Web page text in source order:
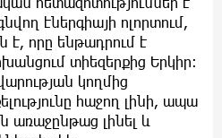
էներգիայի ոլորտում,
է, որը ենթադրում է
տիեզերքից Երկիր:
կողմից
հաջող լինի, ապա
լինել և